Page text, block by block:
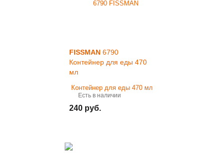
FISSMAN 6790
Контейнер для еды 470
мл
Есть в наличии
240 руб.